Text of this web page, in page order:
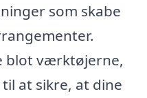
som skabe
blot værktøjerne,
at sikre, at dine